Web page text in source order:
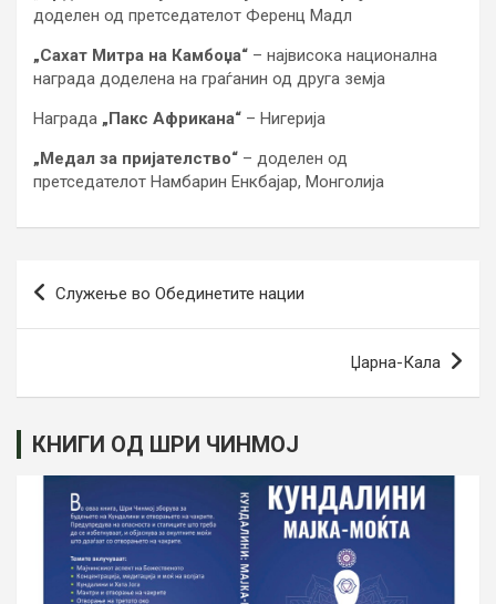
доделен од претседателот Ференц Мадл
„Сахат Митра на Камбоџа“ – највисока национална
награда доделена на граѓанин од друга земја
Награда „Пакс Африкана“ – Нигерија
„Медал за пријателство“ – доделен од
претседателот Намбарин Енкбајар, Монголија
Навигација
Служење во Обединетите нации
Џарна-Кала
КНИГИ ОД ШРИ ЧИНМОЈ